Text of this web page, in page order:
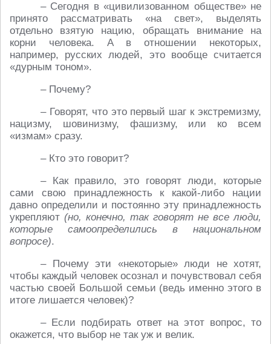
– Сегодня в «цивилизованном обществе» не
принято рассматривать «на свет», выделять
отдельно взятую нацию, обращать внимание на
корни человека. А в отношении некоторых,
например, русских людей, это вообще считается
«дурным тоном».
– Почему?
– Говорят, что это первый шаг к экстремизму,
нацизму, шовинизму, фашизму, или ко всем
«измам» сразу.
– Кто это говорит?
– Как правило, это говорят люди, которые
сами свою принадлежность к какой-либо нации
давно определили и постоянно эту принадлежность
укрепляют (но, конечно, так говорят не все люди,
которые самоопределились в национальном
вопросе).
– Почему эти «некоторые» люди не хотят,
чтобы каждый человек осознал и почувствовал себя
частью своей Большой семьи (ведь именно этого в
итоге лишается человек)?
– Если подбирать ответ на этот вопрос, то
окажется, что выбор не так уж и велик.